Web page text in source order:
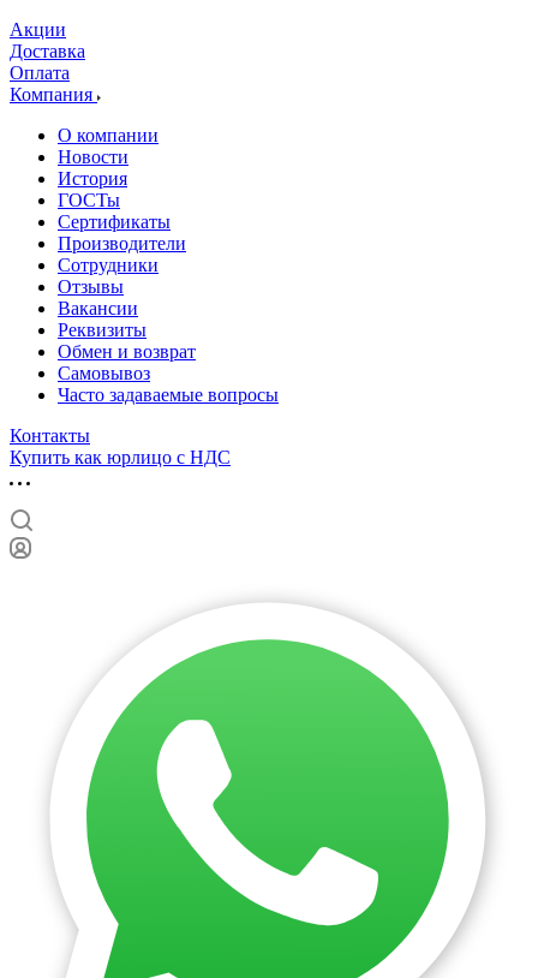
Акции
Доставка
Оплата
Компания
О компании
Новости
История
ГОСТы
Сертификаты
Производители
Сотрудники
Отзывы
Вакансии
Реквизиты
Обмен и возврат
Самовывоз
Часто задаваемые вопросы
Контакты
Купить как юрлицо с НДС